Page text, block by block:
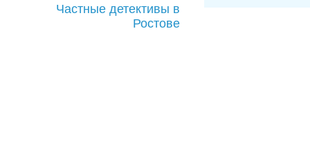
Частные детективы в
Ростове